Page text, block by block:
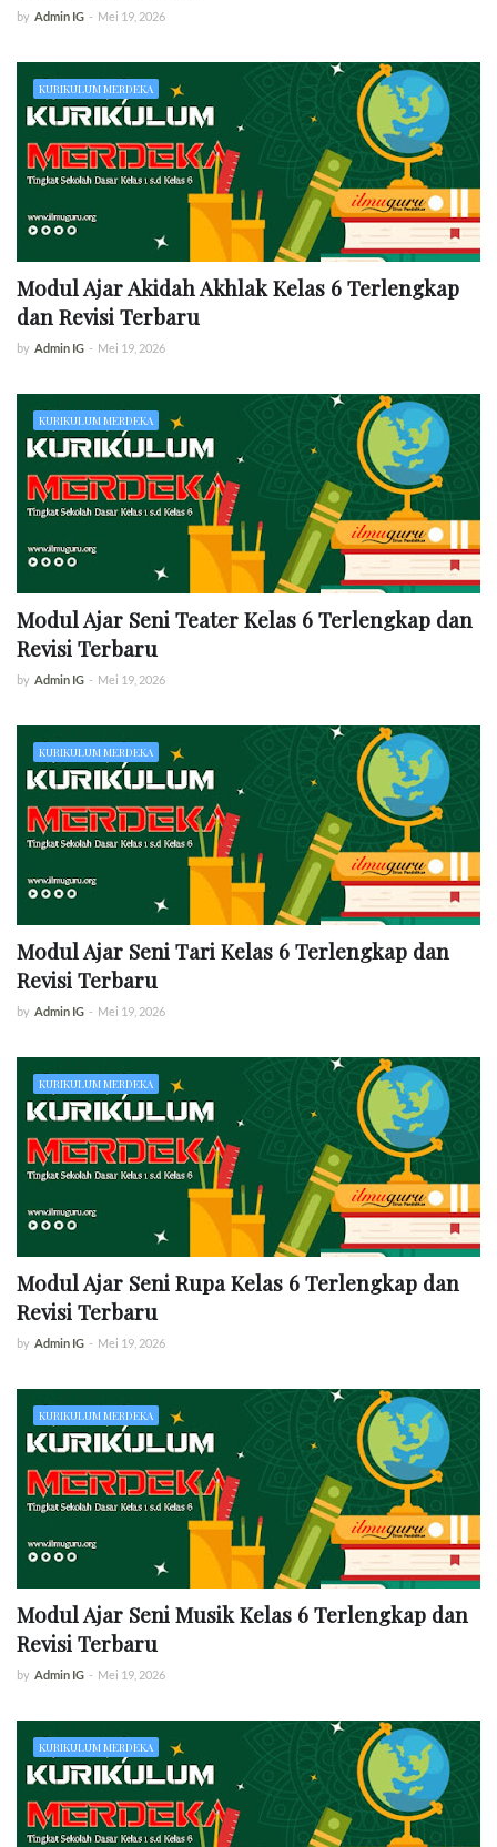
by Admin IG - Mei 19, 2026
KURIKULUM MERDEKA
Modul Ajar Akidah Akhlak Kelas 6 Terlengkap
dan Revisi Terbaru
by Admin IG - Mei 19, 2026
KURIKULUM MERDEKA
Modul Ajar Seni Teater Kelas 6 Terlengkap dan
Revisi Terbaru
by Admin IG - Mei 19, 2026
KURIKULUM MERDEKA
Modul Ajar Seni Tari Kelas 6 Terlengkap dan
Revisi Terbaru
by Admin IG - Mei 19, 2026
KURIKULUM MERDEKA
Modul Ajar Seni Rupa Kelas 6 Terlengkap dan
Revisi Terbaru
by Admin IG - Mei 19, 2026
KURIKULUM MERDEKA
Modul Ajar Seni Musik Kelas 6 Terlengkap dan
Revisi Terbaru
by Admin IG - Mei 19, 2026
KURIKULUM MERDEKA